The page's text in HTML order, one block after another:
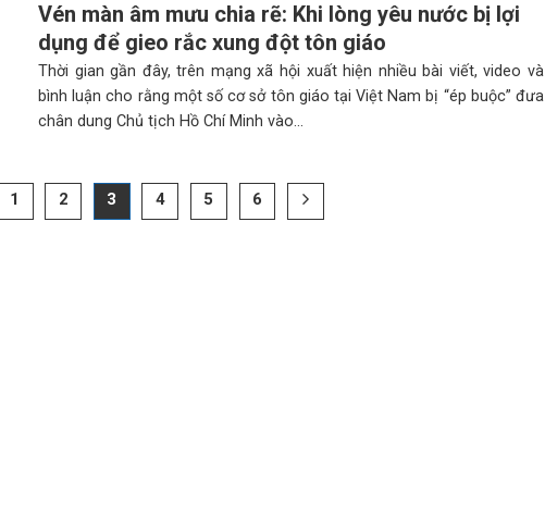
Vén màn âm mưu chia rẽ: Khi lòng yêu nước bị lợi
dụng để gieo rắc xung đột tôn giáo
Thời gian gần đây, trên mạng xã hội xuất hiện nhiều bài viết, video và
bình luận cho rằng một số cơ sở tôn giáo tại Việt Nam bị “ép buộc” đưa
chân dung Chủ tịch Hồ Chí Minh vào...
1 2 3 4 5 6